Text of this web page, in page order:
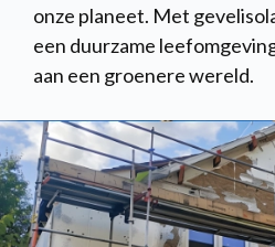
onze planeet. Met
een duurzame
aan een groenere wereld.